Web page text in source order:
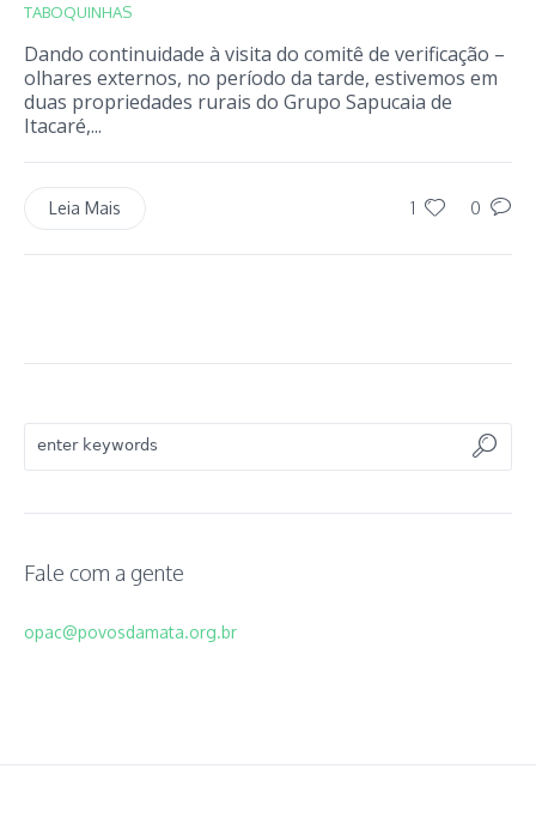
TABOQUINHAS
Dando continuidade à visita do comitê de verificação –
olhares externos, no período da tarde, estivemos em
duas propriedades rurais do Grupo Sapucaia de
Itacaré,...
1 0
Leia Mais
Fale com a gente
opac@povosdamata.org.br